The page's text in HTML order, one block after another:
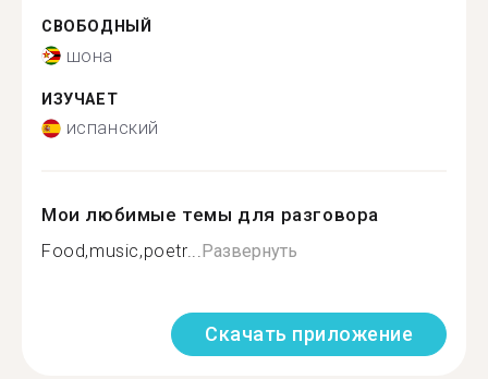
СВОБОДНЫЙ
шона
ИЗУЧАЕТ
испанский
Мои любимые темы для разговора
Food,music,poetr...Развернуть
Скачать приложение